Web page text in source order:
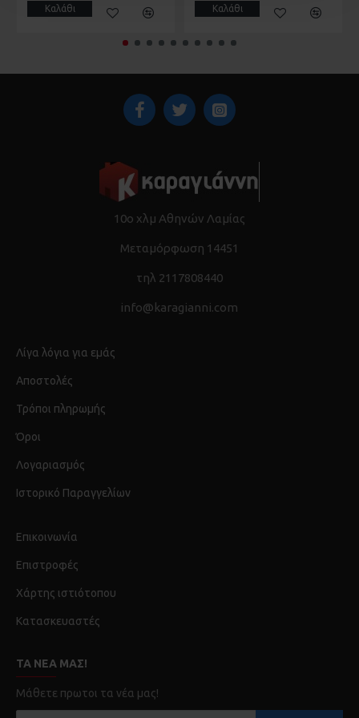
Καλάθι Καλάθι
10ο χλμ Αθηνών Λαμίας
Μεταμόρφωση 14451
τηλ 2117808440
info@karagianni.com
Λίγα λόγια για εμάς
Αποστολές
Τρόποι πληρωμής
Όροι
Λογαριασμός
Ιστορικό Παραγγελίων
Επικοινωνία
Επιστροφές
Χάρτης ιστιότοπου
Κατασκευαστές
ΤΑ ΝΈΑ ΜΑΣ!
Μάθετε πρωτοι τα νέα μας!